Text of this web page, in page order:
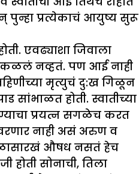
पुन्हा प्रत्येकाचं आयुष्य सुरू
एवढ्याशा जिवाला
नव्हतं. पण आई नाही
मृत्युचं दु:ख गिळून
सांभाळत होती. स्वातीच्या
प्रयत्न सगळेच करत
नाही असं अरुण व
औषध नसतं हेच
सोनाची, तिला